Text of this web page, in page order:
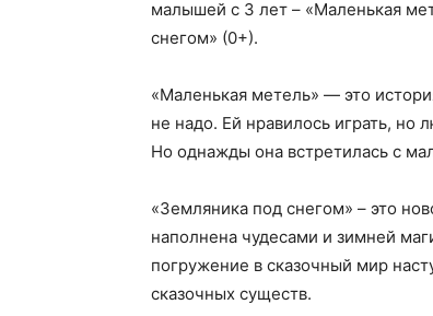
малышей с 3 лет – «Маленькая
снегом» (0+).
«Маленькая метель» — это
не надо. Ей нравилось играть, но
Но однажды она встретилась с
«Земляника под снегом» – это
наполнена чудесами и зимней
погружение в сказочный мир
сказочных существ.